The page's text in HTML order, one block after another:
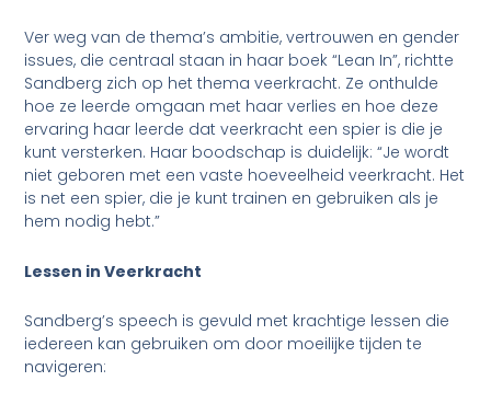
Ver weg van de thema’s ambitie, vertrouwen en gender
issues, die centraal staan in haar boek “Lean In”, richtte
Sandberg zich op het thema veerkracht. Ze onthulde
hoe ze leerde omgaan met haar verlies en hoe deze
ervaring haar leerde dat veerkracht een spier is die je
kunt versterken. Haar boodschap is duidelijk: “Je wordt
niet geboren met een vaste hoeveelheid veerkracht. Het
is net een spier, die je kunt trainen en gebruiken als je
hem nodig hebt.”
Lessen in Veerkracht
Sandberg’s speech is gevuld met krachtige lessen die
iedereen kan gebruiken om door moeilijke tijden te
navigeren: